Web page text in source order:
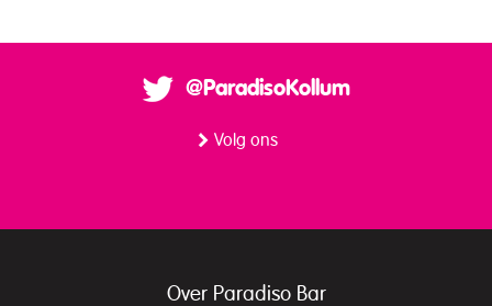
@ParadisoKollum
Volg ons
Over Paradiso Bar